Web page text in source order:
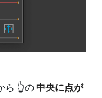
ら 👆の中央に点が